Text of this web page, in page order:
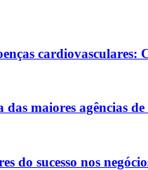
cardiovasculares:
maiores agências
do sucesso nos